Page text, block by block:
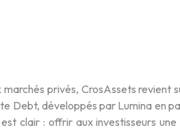
marchés privés, CrosAssets
Debt, développés par Lumina en
clair : offrir aux investisseurs